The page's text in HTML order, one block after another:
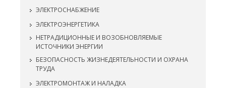
ЭЛЕКТРОСНАБЖЕНИЕ
ЭЛЕКТРОЭНЕРГЕТИКА
НЕТРАДИЦИОННЫЕ И ВОЗОБНОВЛЯЕМЫЕ
ИСТОЧНИКИ ЭНЕРГИИ
БЕЗОПАСНОСТЬ ЖИЗНЕДЕЯТЕЛЬНОСТИ И ОХРАНА
ТРУДА
ЭЛЕКТРОМОНТАЖ И НАЛАДКА